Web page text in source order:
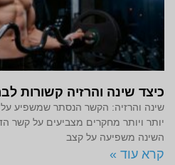
כיצד שינה והרזיה קשורות
שינה והרזיה: הקשר הנסתר שמשפיע על
יותר ויותר מחקרים מצביעים על קשר
השינה משפיעה על קצב
קרא עוד »